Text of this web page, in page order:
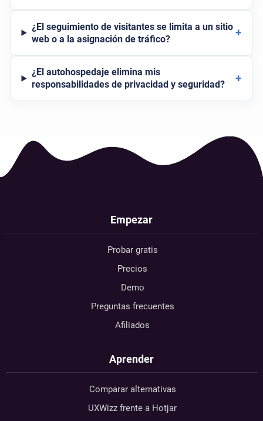
¿El seguimiento de visitantes se limita a un sitio
web o a la asignación de tráfico?
+
¿El autohospedaje elimina mis
responsabilidades de privacidad y seguridad?
+
Empezar
Probar gratis
Precios
Demo
Preguntas frecuentes
Afiliados
Aprender
Comparar alternativas
UXWizz frente a Hotjar